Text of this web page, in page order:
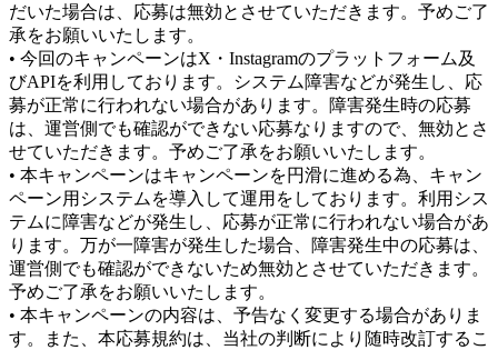
だいた場合は、応募は無効とさせていただきます。予めご了
承をお願いいたします。
• 今回のキャンペーンはX・Instagramのプラットフォーム及
びAPIを利用しております。システム障害などが発生し、応
募が正常に行われない場合があります。障害発生時の応募
は、運営側でも確認ができない応募なりますので、無効とさ
せていただきます。予めご了承をお願いいたします。
• 本キャンペーンはキャンペーンを円滑に進める為、キャン
ペーン用システムを導入して運用をしております。利用シス
テムに障害などが発生し、応募が正常に行われない場合があ
ります。万が一障害が発生した場合、障害発生中の応募は、
運営側でも確認ができないため無効とさせていただきます。
予めご了承をお願いいたします。
• 本キャンペーンの内容は、予告なく変更する場合がありま
す。また、本応募規約は、当社の判断により随時改訂するこ